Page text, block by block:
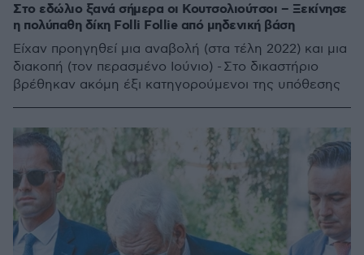
Στο εδώλιο ξανά σήμερα οι Κουτσολιούτσοι – Ξεκίνησε
η πολύπαθη δίκη Folli Follie από μηδενική βάση
Είχαν προηγηθεί μια αναβολή (στα τέλη 2022) και μια
διακοπή (τον περασμένο Ιούνιο) - Στο δικαστήριο
βρέθηκαν ακόμη έξι κατηγορούμενοι της υπόθεσης